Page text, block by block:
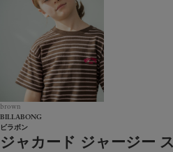
brown
BILLABONG
ビラボン
ジャカード ジャージー